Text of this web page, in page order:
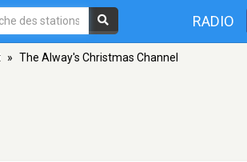
RADIO
» The Alway's Christmas Channel